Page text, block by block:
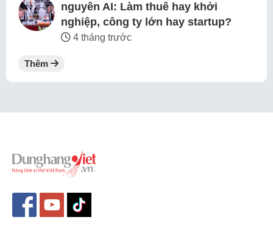
nguyên AI: Làm thuê hay khởi
nghiệp, công ty lớn hay startup?
4 tháng trước
Thêm